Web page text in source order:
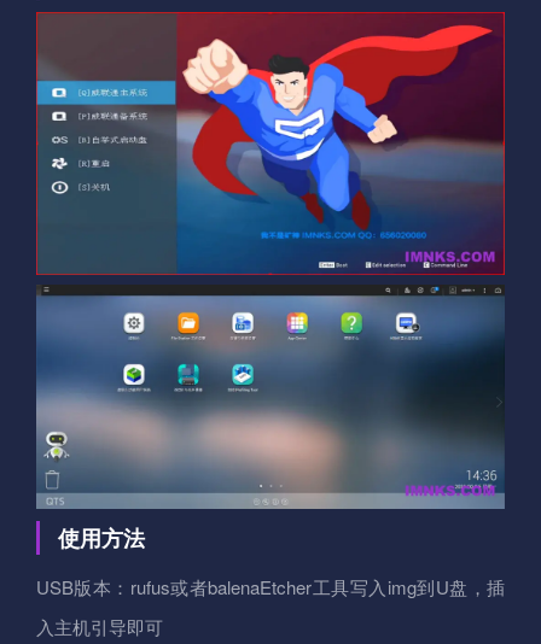
使用方法
USB版本：rufus或者balenaEtcher工具写入img到U盘，插
入主机引导即可